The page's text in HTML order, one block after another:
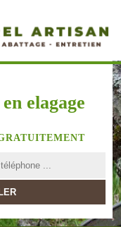
elagage